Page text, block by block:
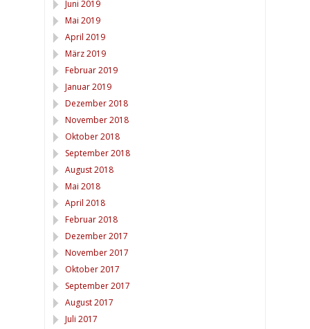
Juni 2019
Mai 2019
April 2019
März 2019
Februar 2019
Januar 2019
Dezember 2018
November 2018
Oktober 2018
September 2018
August 2018
Mai 2018
April 2018
Februar 2018
Dezember 2017
November 2017
Oktober 2017
September 2017
August 2017
Juli 2017